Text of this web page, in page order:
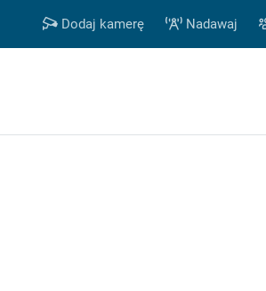
Dodaj kamerę Nadawaj